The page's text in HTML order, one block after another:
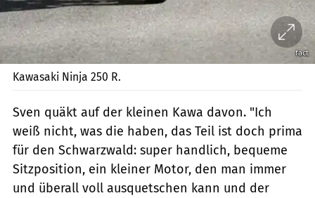
fact
Kawasaki Ninja 250 R.
Sven quäkt auf der kleinen Kawa davon. "Ich
weiß nicht, was die haben, das Teil ist doch prima
für den Schwarzwald: super handlich, bequeme
Sitzposition, ein kleiner Motor, den man immer
und überall voll ausquetschen kann und der